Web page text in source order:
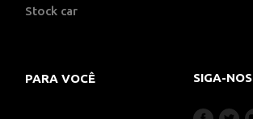
Stock car
PARA VOCÊ SIGA-NOS